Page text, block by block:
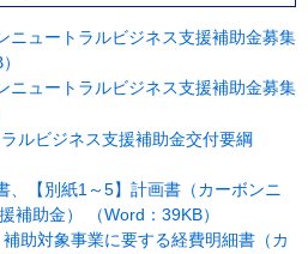
ニュートラルビジネス支援補助金募集
ニュートラルビジネス支援補助金募集
ルビジネス支援補助金交付要綱
、【別紙1～5】計画書（カーボンニ
補助金） （Word：39KB）
補助対象事業に要する経費明細書（カ